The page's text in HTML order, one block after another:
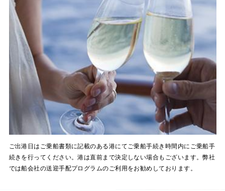
ご出港日はご乗船書類に記載のある港にてご乗船手続き時間内にご乗船手
続きを行ってください。港は直前まで決定しない場合もございます。弊社
では船会社の送迎手配プログラムのご利用をお勧めしております。